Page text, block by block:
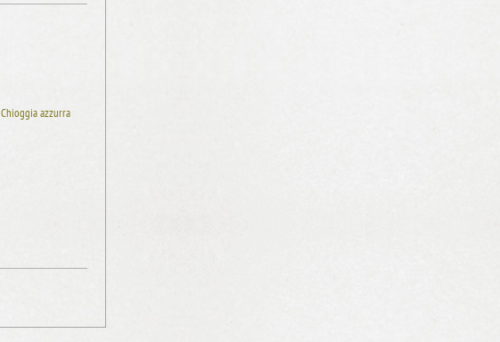
Chioggia azzurra